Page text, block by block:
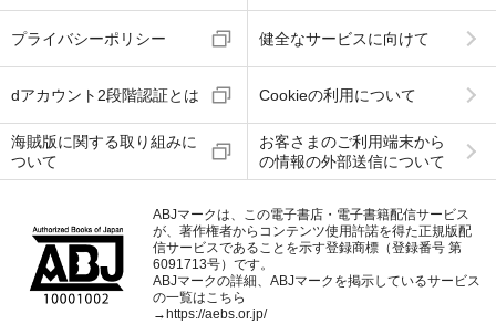
プライバシーポリシー 健全なサービスに向けて
dアカウント2段階認証とは Cookieの利用について
海賊版に関する取り組みに
ついて
お客さまのご利用端末から
の情報の外部送信について
ABJマークは、この電子書店・電子書籍配信サービス
が、著作権者からコンテンツ使用許諾を得た正規版配
信サービスであることを示す登録商標（登録番号 第
6091713号）です。
ABJマークの詳細、ABJマークを掲示しているサービス
の一覧はこちら
→ https://aebs.or.jp/